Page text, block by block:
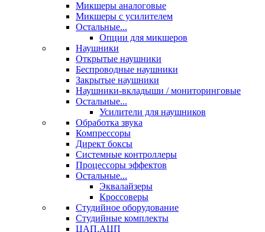
Микшеры аналоговые
Микшеры с усилителем
Остальные...
Опции для микшеров
Наушники
Открытые наушники
Беспроводные наушники
Закрытые наушники
Наушники-вкладыши / мониторинговые
Остальные...
Усилители для наушников
Обработка звука
Компрессоры
Директ боксы
Системные контроллеры
Процессоры эффектов
Остальные...
Эквалайзеры
Кроссоверы
Студийное оборудование
Студийные комплекты
ЦАП,АЦП